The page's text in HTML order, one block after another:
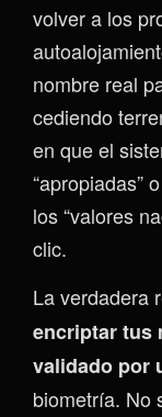
volver a los
nombre real
cediendo
en que el
“apropiadas”
los “valores
clic.
La verdadera
encriptar tus
validado por
biometría. No